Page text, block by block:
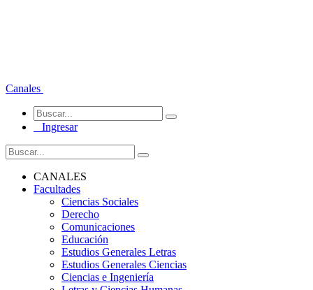
Canales
Ingresar
CANALES
Facultades
Ciencias Sociales
Derecho
Comunicaciones
Educación
Estudios Generales Letras
Estudios Generales Ciencias
Ciencias e Ingeniería